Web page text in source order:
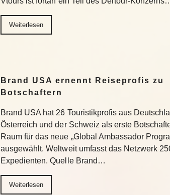
Weiterlesen
Brand USA ernennt Reiseprofis zu
Botschaftern
Brand USA hat 26 Touristikprofis aus
Österreich und der Schweiz als erste
Raum für das neue „Global Ambassador
ausgewählt. Weltweit umfasst das Netzwerk
Expedienten. Quelle Brand…
Weiterlesen